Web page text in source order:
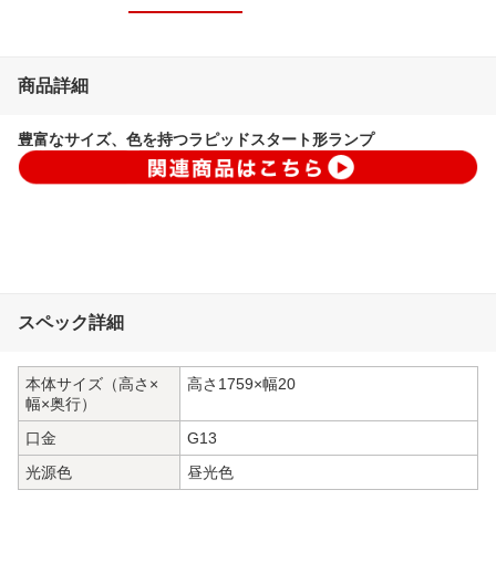
商品詳細
豊富なサイズ、色を持つラピッドスタート形ランプ
スペック詳細
本体サイズ（高さ×
幅×奥行）
高さ1759×幅20
口金
G13
光源色
昼光色